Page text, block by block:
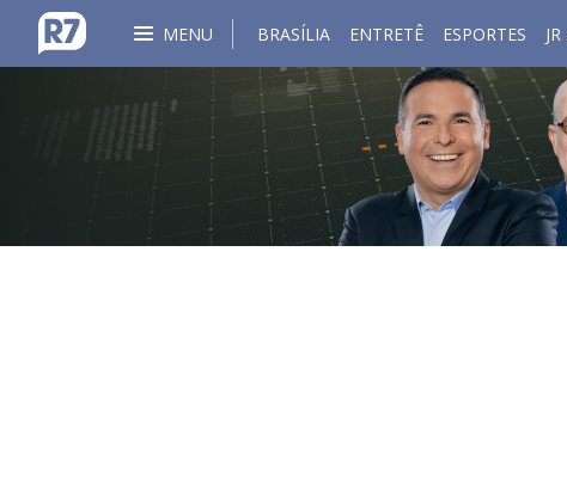
MENU BRASÍLIA ENTRETÊ ESPORTES